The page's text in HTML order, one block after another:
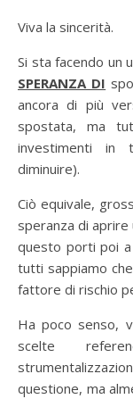
Viva la sincerità.
Si sta facendo un
SPERANZA DI
ancora di più
spostata, ma
investimenti in
diminuire).
Ciò equivale,
speranza di aprire
questo porti poi a
tutti sappiamo che
fattore di rischio
Ha poco senso,
scelte
questione, ma